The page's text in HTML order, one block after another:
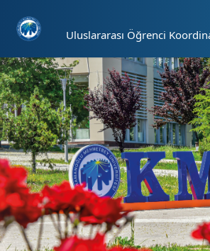
Uluslararası Öğrenci